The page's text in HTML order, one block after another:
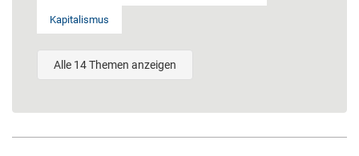
Kapitalismus
Alle 14 Themen anzeigen